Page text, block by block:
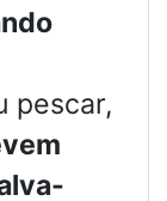
pescar,